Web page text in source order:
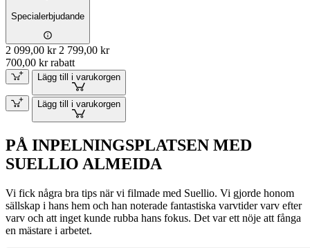
Specialerbjudande
2 099,00 kr 2 799,00 kr
700,00 kr rabatt
Lägg till i varukorgen
Lägg till i varukorgen
PÅ INPELNINGSPLATSEN MED
SUELLIO ALMEIDA
Vi fick några bra tips när vi filmade med Suellio. Vi gjorde honom
sällskap i hans hem och han noterade fantastiska varvtider varv efter
varv och att inget kunde rubba hans fokus. Det var ett nöje att fånga
en mästare i arbetet.